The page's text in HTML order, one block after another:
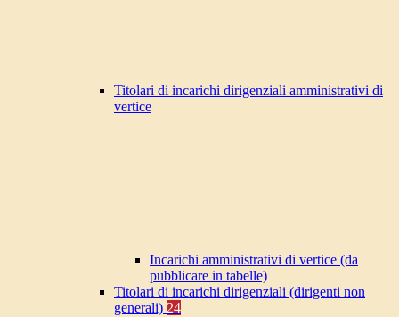
Titolari di incarichi dirigenziali amministrativi di
vertice
Incarichi amministrativi di vertice (da
pubblicare in tabelle)
Titolari di incarichi dirigenziali (dirigenti non
generali) 24